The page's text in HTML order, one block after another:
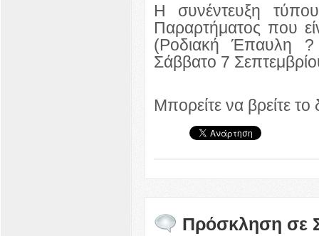
Η συνέντευξη
Παραρτήματος που
(Ροδιακή Έπαυλη
Σάββατο 7
Μπορείτε να βρείτε
Πρόσκληση σε